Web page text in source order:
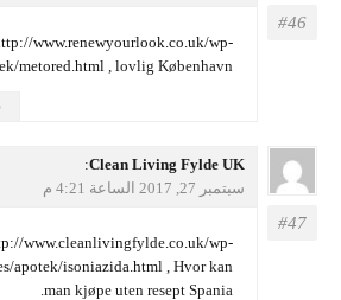
http://www.renewyourlook.co.uk/wp-
css/apotek/metored.html, lovlig København.
قم
يقول
Clean Living Fylde UK
:
سبتمبر 27, 2017 الساعة 4:21 م
http://www.cleanlivingfylde.co.uk/wp-
apotek/isoniazida.html, Hvor kan
man kjøpe uten resept Spania.